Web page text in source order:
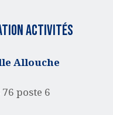
activités
Allouche
poste 6